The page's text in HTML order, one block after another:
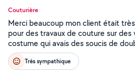
Couturière
Merci beaucoup mon client était
pour des travaux de couture sur des
costume qui avais des soucis de
Très sympathique